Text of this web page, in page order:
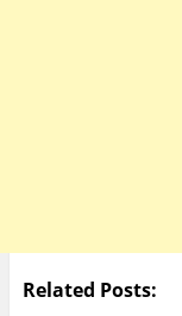
Related Posts: